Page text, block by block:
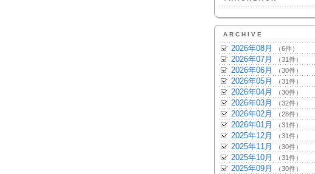
ARCHIVE
2026年08月 （6件）
2026年07月 （31件）
2026年06月 （30件）
2026年05月 （31件）
2026年04月 （30件）
2026年03月 （32件）
2026年02月 （28件）
2026年01月 （31件）
2025年12月 （31件）
2025年11月 （30件）
2025年10月 （31件）
2025年09月 （30件）